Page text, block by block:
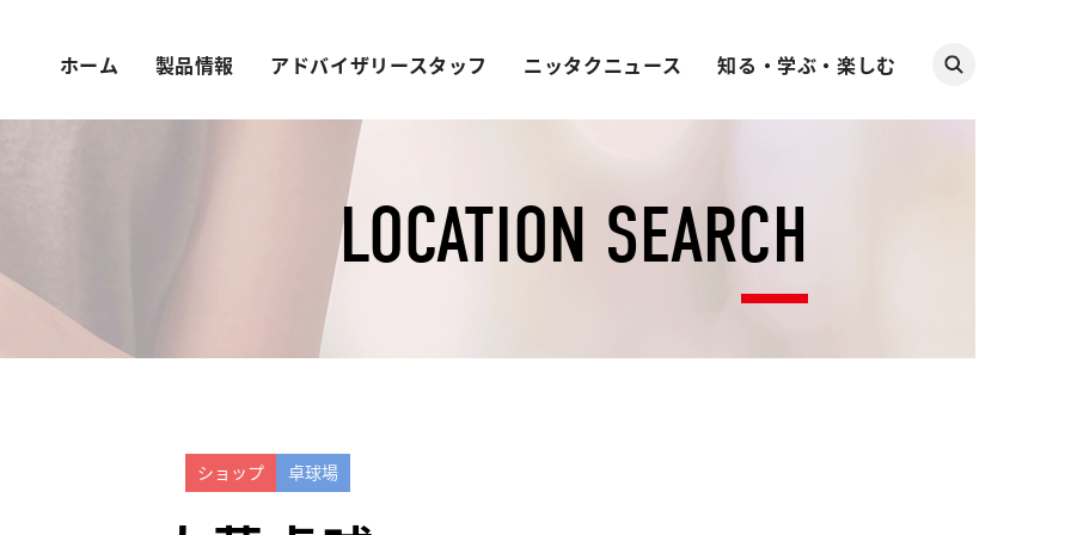
ホーム 製品情報 アドバイザリースタッフ ニッタクニュース 知る・学ぶ・楽しむ
LOCATION SEARCH
ショップ 卓球場